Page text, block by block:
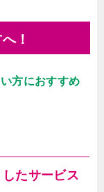
！
方におすすめ
たサービス